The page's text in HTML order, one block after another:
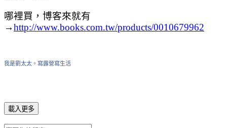
哪裡買，博客來就有
→http://www.books.com.tw/products/0010679962
我是劉太太。寫露營寫生活
載入更多